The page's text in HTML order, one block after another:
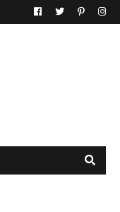
Contato